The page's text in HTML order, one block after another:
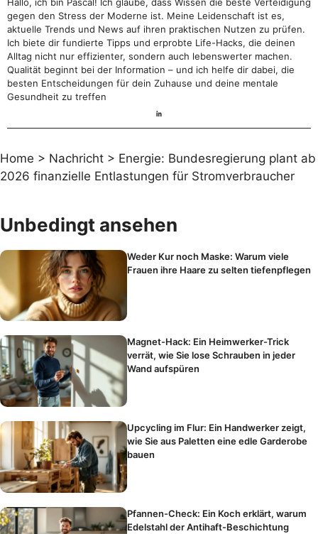
Hallo, ich bin Pascal! Ich glaube, dass Wissen die beste Verteidigung
gegen den Stress der Moderne ist. Meine Leidenschaft ist es,
aktuelle Trends und News auf ihren praktischen Nutzen zu prüfen.
Ich biete dir fundierte Tipps und erprobte Life-Hacks, die deinen
Alltag nicht nur effizienter, sondern auch lebenswerter machen.
Qualität beginnt bei der Information – und ich helfe dir dabei, die
besten Entscheidungen für dein Zuhause und deine mentale
Gesundheit zu treffen
Home > Nachricht > Energie: Bundesregierung plant ab
2026 finanzielle Entlastungen für Stromverbraucher
Unbedingt ansehen
Weder Kur noch Maske: Warum viele
Frauen ihre Haare zu selten tiefenpflegen
Magnet-Hack: Ein Heimwerker-Trick
verrät, wie Sie lose Schrauben in jeder
Wand aufspüren
Upcycling im Flur: Ein Handwerker zeigt,
wie Sie aus Paletten eine edle Garderobe
bauen
Pfannen-Check: Ein Koch erklärt, warum
Edelstahl der Antihaft-Beschichtung